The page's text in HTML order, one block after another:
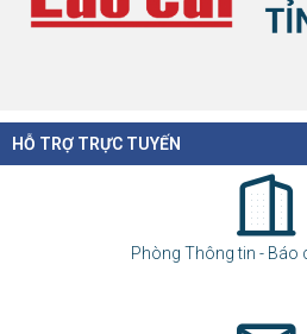
HỖ TRỢ TRỰC TUYẾN
Phòng Thông tin - Báo